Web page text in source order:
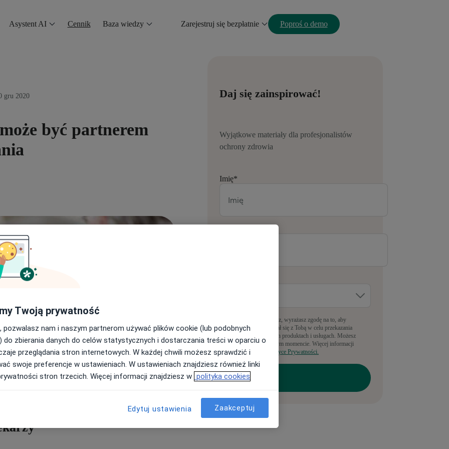
Asystent AI Cennik Baza wiedzy Zarejestruj się bezpłatnie Poproś o demo
gru 2020
być partnerem
o swoim problemie zdrowotnym przed wizytą u lekarza. Aż
jest wpływ pacjentów na proces leczenia? Przedstawiamy
Pacjenci we współpracy z portalem ZnanyLekarz.pl.
Daj się zainspirować!
Wyjątkowe materiały dla profesjonalistów
ochrony zdrowia
Imię*
Wypełniając ten formularz, wyrażasz zgodę na to, aby
ZnanyLekarz kontaktował się z Tobą w celu przekazania
informacji o powiązanych produktach i usługach. Możesz
zrezygnować w dowolnym momencie. Więcej informacji
znajdziesz w naszej
Polityce Prywatności.
Twoją prywatność
pozwalasz nam i naszym partnerom używać plików cookie (lub podobnych
do zbierania danych do celów statystycznych i dostarczania treści w oparciu o
przeglądania stron internetowych. W każdej chwili możesz sprawdzić i
swoje preferencje w ustawieniach. W ustawieniach znajdziesz również linki
stron trzecich. Więcej informacji znajdziesz w polityka cookies
Edytuj ustawienia Zaakceptuj